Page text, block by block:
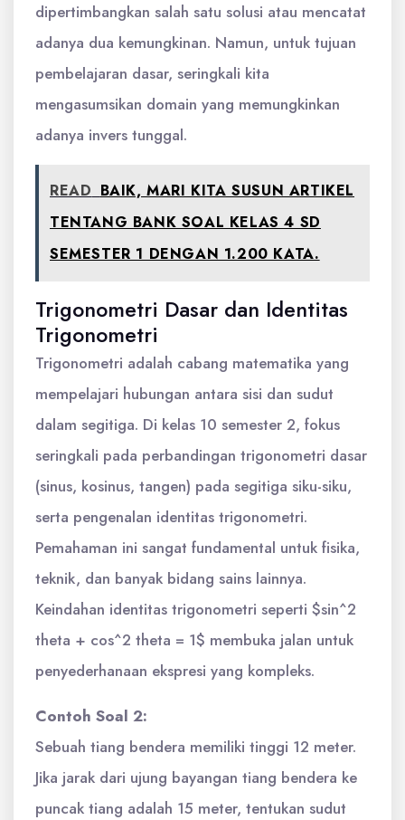
dipertimbangkan salah satu solusi atau mencatat
adanya dua kemungkinan. Namun, untuk tujuan
pembelajaran dasar, seringkali kita
mengasumsikan domain yang memungkinkan
adanya invers tunggal.
READ BAIK, MARI KITA SUSUN ARTIKEL
TENTANG BANK SOAL KELAS 4 SD
SEMESTER 1 DENGAN 1.200 KATA.
Trigonometri Dasar dan Identitas
Trigonometri
Trigonometri adalah cabang matematika yang
mempelajari hubungan antara sisi dan sudut
dalam segitiga. Di kelas 10 semester 2, fokus
seringkali pada perbandingan trigonometri dasar
(sinus, kosinus, tangen) pada segitiga siku-siku,
serta pengenalan identitas trigonometri.
Pemahaman ini sangat fundamental untuk fisika,
teknik, dan banyak bidang sains lainnya.
Keindahan identitas trigonometri seperti $sin^2
theta + cos^2 theta = 1$ membuka jalan untuk
penyederhanaan ekspresi yang kompleks.
Contoh Soal 2:
Sebuah tiang bendera memiliki tinggi 12 meter.
Jika jarak dari ujung bayangan tiang bendera ke
puncak tiang adalah 15 meter, tentukan sudut